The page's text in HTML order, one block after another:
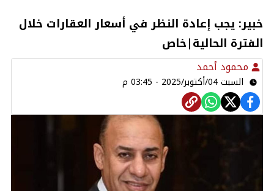
خبير: يجب إعادة النظر في أسعار العقارات خلال
الفترة الحالية|خاص
محمود أحمد
السبت 04/أكتوبر/2025 - 03:45 م